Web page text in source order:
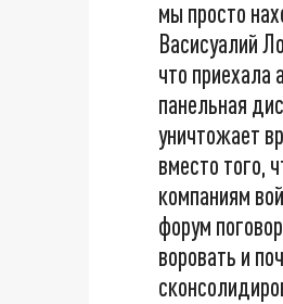
мы просто
Васисуалий
что приехала
панельная
уничтожает
вместо того,
компаниям
форум
воровать и